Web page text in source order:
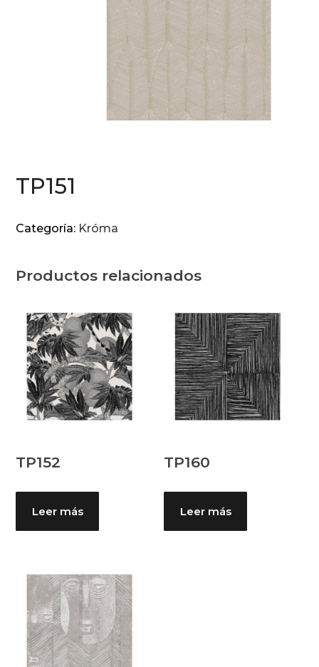
TP151
Categoría: Króma
Productos relacionados
TP152
Leer más
TP160
Leer más